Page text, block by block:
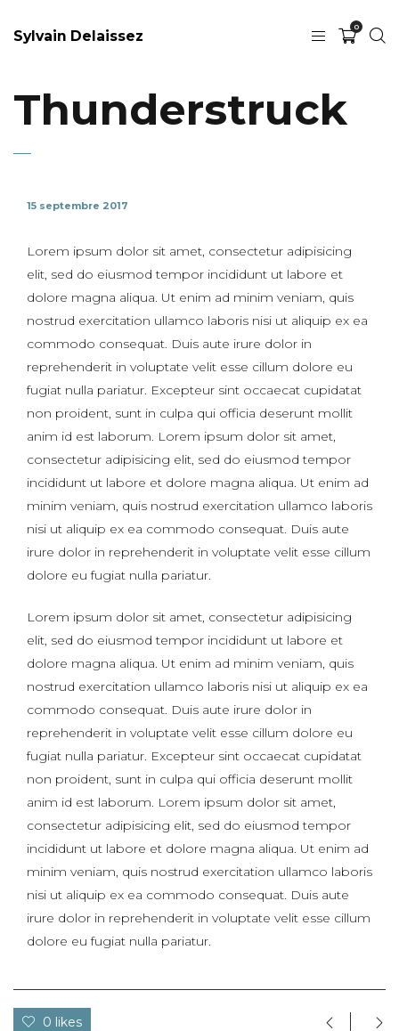
Sylvain Delaissez
0
Thunderstruck
15 septembre 2017
Lorem ipsum dolor sit amet, consectetur adipisicing
elit, sed do eiusmod tempor incididunt ut labore et
dolore magna aliqua. Ut enim ad minim veniam, quis
nostrud exercitation ullamco laboris nisi ut aliquip ex ea
commodo consequat. Duis aute irure dolor in
reprehenderit in voluptate velit esse cillum dolore eu
fugiat nulla pariatur. Excepteur sint occaecat cupidatat
non proident, sunt in culpa qui officia deserunt mollit
anim id est laborum. Lorem ipsum dolor sit amet,
consectetur adipisicing elit, sed do eiusmod tempor
incididunt ut labore et dolore magna aliqua. Ut enim ad
minim veniam, quis nostrud exercitation ullamco laboris
nisi ut aliquip ex ea commodo consequat. Duis aute
irure dolor in reprehenderit in voluptate velit esse cillum
dolore eu fugiat nulla pariatur.
Lorem ipsum dolor sit amet, consectetur adipisicing
elit, sed do eiusmod tempor incididunt ut labore et
dolore magna aliqua. Ut enim ad minim veniam, quis
nostrud exercitation ullamco laboris nisi ut aliquip ex ea
commodo consequat. Duis aute irure dolor in
reprehenderit in voluptate velit esse cillum dolore eu
fugiat nulla pariatur. Excepteur sint occaecat cupidatat
non proident, sunt in culpa qui officia deserunt mollit
anim id est laborum. Lorem ipsum dolor sit amet,
consectetur adipisicing elit, sed do eiusmod tempor
incididunt ut labore et dolore magna aliqua. Ut enim ad
minim veniam, quis nostrud exercitation ullamco laboris
nisi ut aliquip ex ea commodo consequat. Duis aute
irure dolor in reprehenderit in voluptate velit esse cillum
dolore eu fugiat nulla pariatur.
0 likes